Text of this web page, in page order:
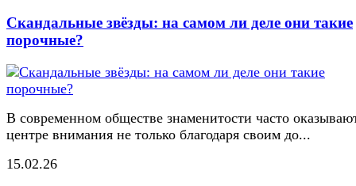
Скандальные звёзды: на самом ли деле они такие
порочные?
В современном обществе знаменитости часто
центре внимания не только благодаря своим до...
15.02.26